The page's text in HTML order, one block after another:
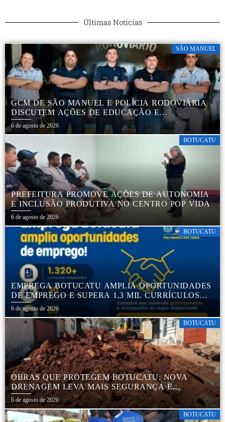
Últimas Notícias
SÃO MANUEL
GCM DE SÃO MANUEL E POLÍCIA RODOVIÁRIA
DISCUTEM AÇÕES DE EDUCAÇÃO E
SEGURANÇA NO TRÂNSITO
6 de agosto de 2026
BOTUCATU
PREFEITURA PROMOVE AÇÕES DE AUTONOMIA
E INCLUSÃO PRODUTIVA NO CENTRO POP VIDA
6 de agosto de 2026
BOTUCATU
EMPREGA BOTUCATU AMPLIA OPORTUNIDADES
DE EMPREGO E SUPERA 1,3 MIL CURRÍCULOS
CADASTRADOS
6 de agosto de 2026
BOTUCATU
OBRAS QUE PROTEGEM BOTUCATU: NOVA
DRENAGEM LEVA MAIS SEGURANÇA E
TRANQUILIDADE AOS MORADORES DA COHAB
5
6 de agosto de 2026
BOTUCATU